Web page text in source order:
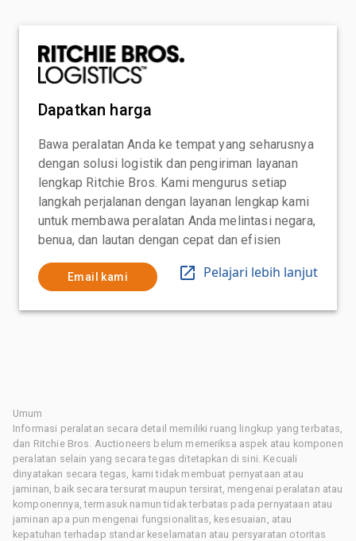
Dapatkan harga
Bawa peralatan Anda ke tempat yang seharusnya
dengan solusi logistik dan pengiriman layanan
lengkap Ritchie Bros. Kami mengurus setiap
langkah perjalanan dengan layanan lengkap kami
untuk membawa peralatan Anda melintasi negara,
benua, dan lautan dengan cepat dan efisien
Email kami Pelajari lebih lanjut
Umum
Informasi peralatan secara detail memiliki ruang lingkup yang terbatas,
dan Ritchie Bros. Auctioneers belum memeriksa aspek atau komponen
peralatan selain yang secara tegas ditetapkan di sini. Kecuali
dinyatakan secara tegas, kami tidak membuat pernyataan atau
jaminan, baik secara tersurat maupun tersirat, mengenai peralatan atau
komponennya, termasuk namun tidak terbatas pada pernyataan atau
jaminan apa pun mengenai fungsionalitas, kesesuaian, atau
kepatuhan terhadap standar keselamatan atau persyaratan otoritas